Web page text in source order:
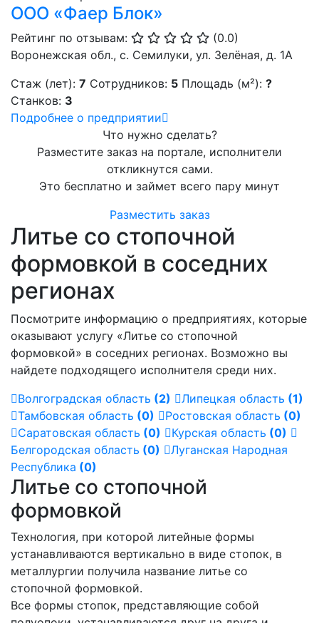
ООО «Фаер Блок»
Рейтинг по отзывам:
(0.0)
Воронежская обл., с. Семилуки, ул. Зелёная, д. 1А
Стаж (лет): 7 Сотрудников: 5 Площадь (м²): ?
Станков: 3
Подробнее о предприятии
Что нужно сделать?
Разместите заказ на портале, исполнители
откликнутся сами.
Это бесплатно и займет всего пару минут
Разместить заказ
Литье со стопочной
формовкой в соседних
регионах
Посмотрите информацию о предприятиях, которые
оказывают услугу «Литье со стопочной
формовкой» в соседних регионах. Возможно вы
найдете подходящего исполнителя среди них.
Волгоградская область (2) Липецкая область (1)
Тамбовская область (0) Ростовская область (0)
Саратовская область (0) Курская область (0)
Белгородская область (0)
Луганская Народная
Республика (0)
Литье со стопочной
формовкой
Технология, при которой литейные формы
устанавливаются вертикально в виде стопок, в
металлургии получила название литье со
стопочной формовкой.
Все формы стопок, представляющие собой